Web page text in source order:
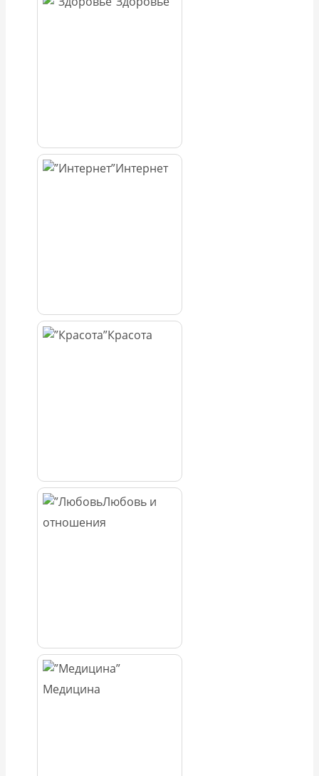
Интернет
Красота
Любовь и
отношения
Медицина